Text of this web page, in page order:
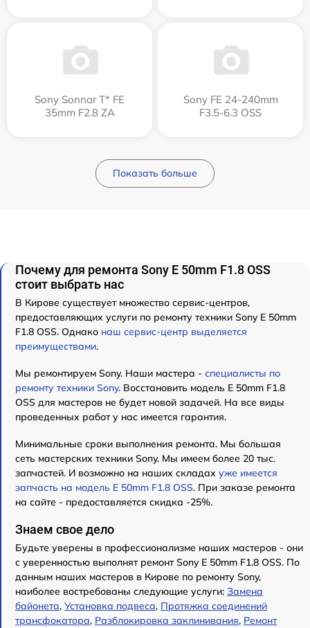
Sony Sonnar T* FE
35mm F2.8 ZA
Sony FE 24-240mm
F3.5-6.3 OSS
Показать больше
Почему для ремонта Sony E 50mm F1.8 OSS
стоит выбрать нас
В Кирове существует множество сервис-центров,
предоставляющих услуги по ремонту техники Sony E 50mm
F1.8 OSS. Однако наш сервис-центр выделяется
преимуществами.
Мы ремонтируем Sony. Наши мастера - специалисты по
ремонту техники Sony. Восстановить модель E 50mm F1.8
OSS для мастеров не будет новой задачей. На все виды
проведенных работ у нас имеется гарантия.
Минимальные сроки выполнения ремонта. Мы большая
сеть мастерских техники Sony. Мы имеем более 20 тыс.
запчастей. И возможно на наших складах уже имеется
запчасть на модель E 50mm F1.8 OSS. При заказе ремонта
на сайте - предоставляется скидка -25%.
Знаем свое дело
Будьте уверены в профессионализме наших мастеров - они
с уверенностью выполнят ремонт Sony E 50mm F1.8 OSS. По
данным наших мастеров в Кирове по ремонту Sony,
наиболее востребованы следующие услуги: Замена
байонета, Установка подвеса, Протяжка соединений
трансфокатора, Разблокировка заклинивания, Ремонт